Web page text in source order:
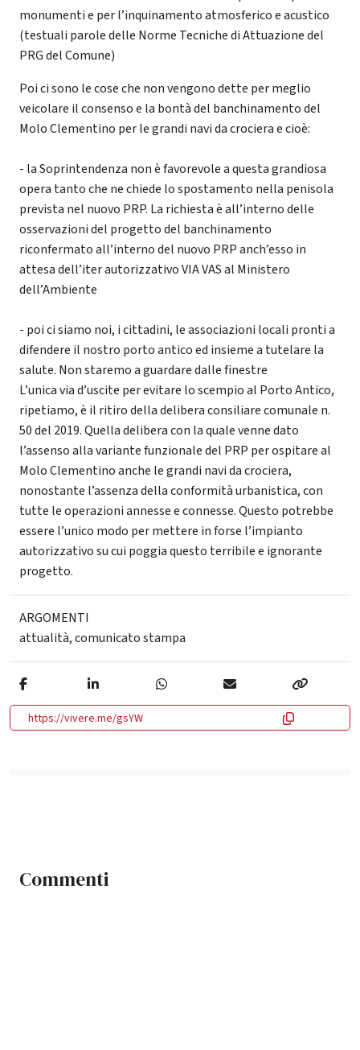
monumenti e per l’inquinamento atmosferico e acustico
(testuali parole delle Norme Tecniche di Attuazione del
PRG del Comune)
Poi ci sono le cose che non vengono dette per meglio
veicolare il consenso e la bontà del banchinamento del
Molo Clementino per le grandi navi da crociera e cioè:
- la Soprintendenza non è favorevole a questa grandiosa
opera tanto che ne chiede lo spostamento nella penisola
prevista nel nuovo PRP. La richiesta è all’interno delle
osservazioni del progetto del banchinamento
riconfermato all’interno del nuovo PRP anch’esso in
attesa dell’iter autorizzativo VIA VAS al Ministero
dell’Ambiente
- poi ci siamo noi, i cittadini, le associazioni locali pronti a
difendere il nostro porto antico ed insieme a tutelare la
salute. Non staremo a guardare dalle finestre
L’unica via d’uscite per evitare lo scempio al Porto Antico,
ripetiamo, è il ritiro della delibera consiliare comunale n.
50 del 2019. Quella delibera con la quale venne dato
l’assenso alla variante funzionale del PRP per ospitare al
Molo Clementino anche le grandi navi da crociera,
nonostante l’assenza della conformità urbanistica, con
tutte le operazioni annesse e connesse. Questo potrebbe
essere l’unico modo per mettere in forse l’impianto
autorizzativo su cui poggia questo terribile e ignorante
progetto.
ARGOMENTI
attualità,comunicato stampa
https://vivere.me/gsYW
Commenti